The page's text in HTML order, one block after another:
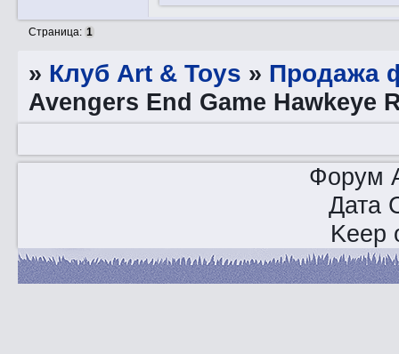
Страница: 1
» Клуб Art & Toys » Продажа
Avengers End Game Hawkeye
Форум
Дата
Keep